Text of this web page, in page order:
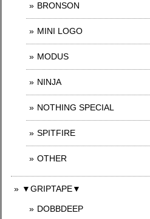
BRONSON
MINI LOGO
MODUS
NINJA
NOTHING SPECIAL
SPITFIRE
OTHER
▼GRIPTAPE▼
DOBBDEEP